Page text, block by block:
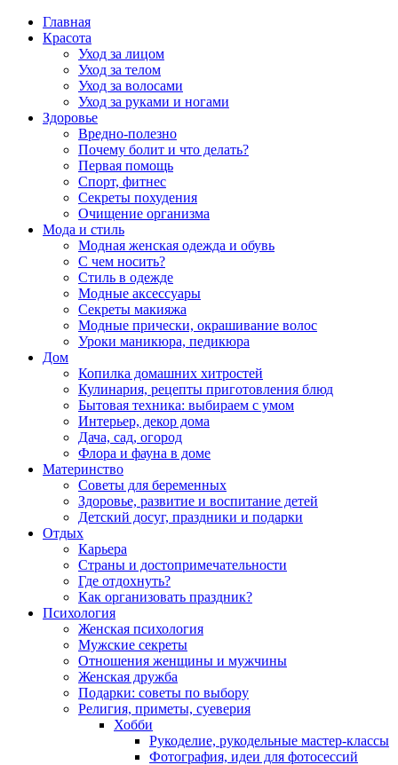
Главная
Красота
Уход за лицом
Уход за телом
Уход за волосами
Уход за руками и ногами
Здоровье
Вредно-полезно
Почему болит и что делать?
Первая помощь
Спорт, фитнес
Секреты похудения
Очищение организма
Мода и стиль
Модная женская одежда и обувь
С чем носить?
Стиль в одежде
Модные аксессуары
Секреты макияжа
Модные прически, окрашивание волос
Уроки маникюра, педикюра
Дом
Копилка домашних хитростей
Кулинария, рецепты приготовления блюд
Бытовая техника: выбираем с умом
Интерьер, декор дома
Дача, сад, огород
Флора и фауна в доме
Материнство
Советы для беременных
Здоровье, развитие и воспитание детей
Детский досуг, праздники и подарки
Отдых
Карьера
Страны и достопримечательности
Где отдохнуть?
Как организовать праздник?
Психология
Женская психология
Мужские секреты
Отношения женщины и мужчины
Женская дружба
Подарки: советы по выбору
Религия, приметы, суеверия
Хобби
Рукоделие, рукодельные мастер-классы
Фотография, идеи для фотосессий